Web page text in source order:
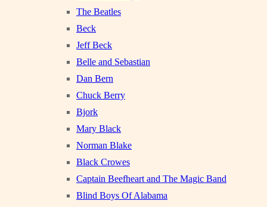
The Beatles
Beck
Jeff Beck
Belle and Sebastian
Dan Bern
Chuck Berry
Bjork
Mary Black
Norman Blake
Black Crowes
Captain Beefheart and The Magic Band
Blind Boys Of Alabama